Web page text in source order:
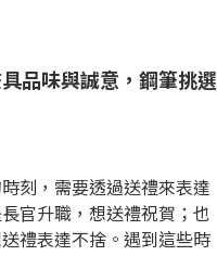
品味與誠意，鋼筆挑選
刻，需要透過送禮來表達
官升職，想送禮祝賀；也
禮表達不捨。遇到這些時